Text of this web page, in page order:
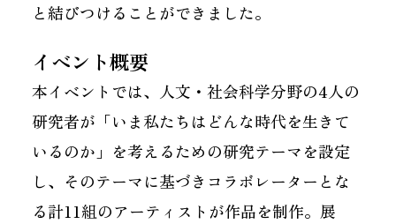
と結びつけることができました。
イベント概要
本イベントでは、人文・社会科学分野の4人の
研究者が「いま私たちはどんな時代を生きて
いるのか」を考えるための研究テーマを設定
し、そのテーマに基づきコラボレーターとな
る計11組のアーティストが作品を制作。展